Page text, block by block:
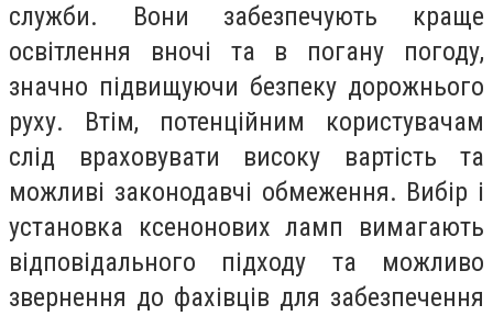
служби. Вони забезпечують краще
освітлення вночі та в погану погоду,
значно підвищуючи безпеку дорожнього
руху. Втім, потенційним користувачам
слід враховувати високу вартість та
можливі законодавчі обмеження. Вибір і
установка ксенонових ламп вимагають
відповідального підходу та можливо
звернення до фахівців для забезпечення